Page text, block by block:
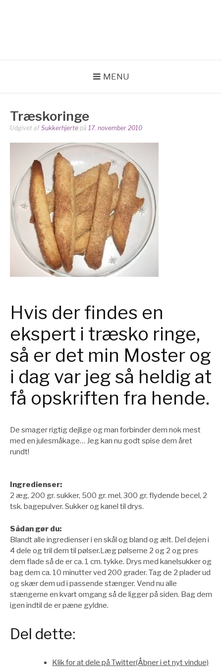
MENU
Træskoringe
Udgivet af Sukkerhjerte på 17. november 2010
Hvis der findes en
ekspert i træsko ringe,
så er det min Moster og
i dag var jeg så heldig at
få opskriften fra hende.
De smager rigtig dejlige og man forbinder dem nok mest
med en julesmåkage… Jeg kan nu godt spise dem året
rundt!
Ingredienser:
2 æg, 200 gr. sukker, 500 gr. mel, 300 gr. flydende becel, 2
tsk. bagepulver. Sukker og kanel til drys.
Sådan gør du:
Blandt alle ingredienser i en skål og bland og ælt. Del dejen i
4 dele og tril dem til pølser.Læg pølserne 2 og 2 og pres
dem flade så de er ca. 1 cm. tykke. Drys med kanelsukker og
bag dem ca. 10 minutter ved 200 grader. Tag de 2 plader ud
og skær dem ud i passende stænger. Vend nu alle
stængerne en kvart omgang så de ligger på siden. Bag dem
igen indtil de er pæne gyldne.
Del dette:
Klik for at dele på Twitter(Åbner i et nyt vindue)